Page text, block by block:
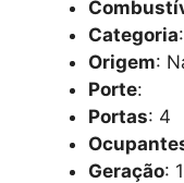
Categoria
Origem:
Porte:
Portas: 4
Geração: 1